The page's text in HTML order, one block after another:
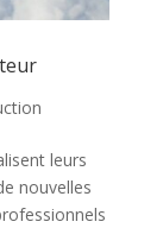
leurs
nouvelles